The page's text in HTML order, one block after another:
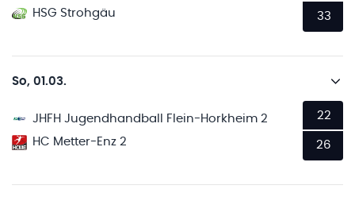
HSG Strohgäu
33
So, 01.03.
JHFH Jugendhandball Flein-Horkheim 2
HC Metter-Enz 2
22
26